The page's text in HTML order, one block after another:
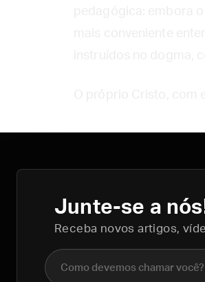
Junte-se a
Receba novos artigos,
Nome completo